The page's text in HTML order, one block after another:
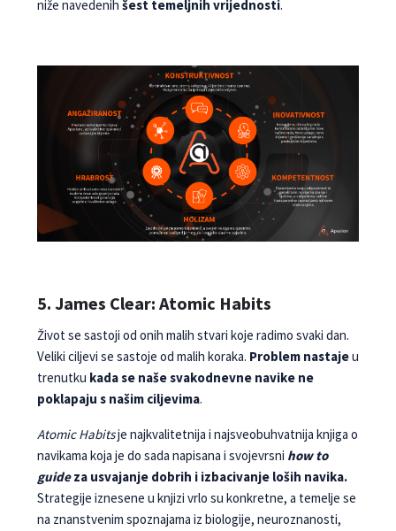
niže navedenih šest temeljnih vrijednosti.
5. James Clear: Atomic Habits
Život se sastoji od onih malih stvari koje radimo svaki dan.
Veliki ciljevi se sastoje od malih koraka. Problem nastajeu
trenutku kada se naše svakodnevne navike ne
poklapaju s našim ciljevima.
Atomic Habitsje najkvalitetnija i najsveobuhvatnija knjiga o
navikama koja je do sada napisana i svojevrsni how to
guideza usvajanje dobrih i izbacivanje loših navika.
Strategije iznesene u knjizi vrlo su konkretne, a temelje se
na znanstvenim spoznajama iz biologije, neuroznanosti,